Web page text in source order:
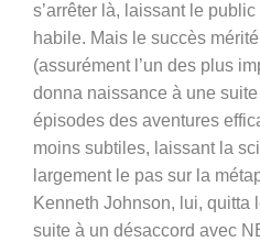
s’arrêter là, laissant le
habile. Mais le succès
(assurément l’un des plus
donna naissance à une
épisodes des aventures
moins subtiles, laissant la
largement le pas sur la
Kenneth Johnson, lui, quitta
suite à un désaccord avec